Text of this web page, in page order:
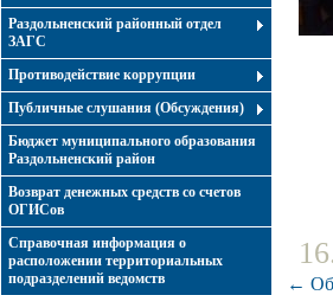
Раздольненский районный отдел
ЗАГС
Противодействие коррупции
Публичные слушания (Обсуждения)
Бюджет муниципального образования
Раздольненский район
Возврат денежных средств со счетов
ОГИСов
Справочная информация о
расположении территориальных
подразделений ведомств
←